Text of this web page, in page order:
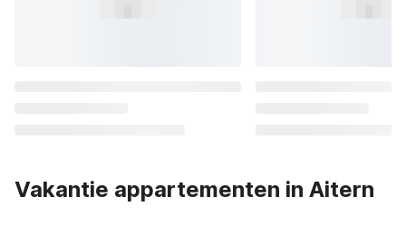
Vakantie appartementen in Aitern